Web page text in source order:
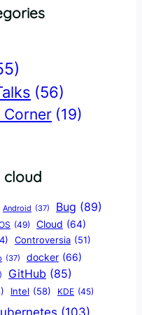
(56)
Corner (19)
cloud
Android (37) Bug (89)
(49) Cloud (64)
Controversia (51)
(37) docker (66)
GitHub (85)
Intel (58) KDE (45)
(103)